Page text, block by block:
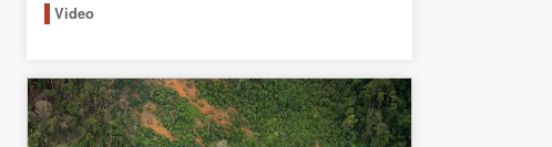
Video